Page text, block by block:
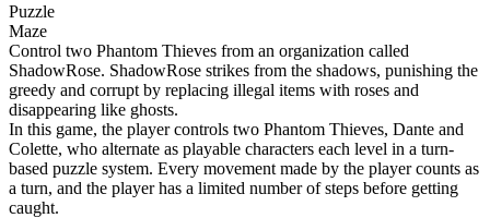
Puzzle
Maze
Control two Phantom Thieves from an organization called
ShadowRose. ShadowRose strikes from the shadows, punishing the
greedy and corrupt by replacing illegal items with roses and
disappearing like ghosts.
In this game, the player controls two Phantom Thieves, Dante and
Colette, who alternate as playable characters each level in a turn-
based puzzle system. Every movement made by the player counts as
a turn, and the player has a limited number of steps before getting
caught.